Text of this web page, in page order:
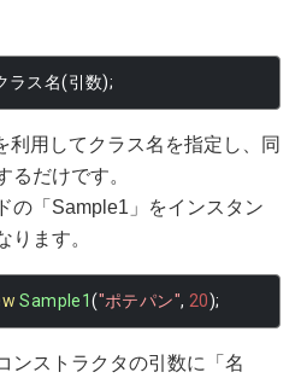
ラス名(引数);
利用してクラス名を指定し、同
るだけです。
の「Sample1」をインスタン
ります。
Sample1("ポテパン", 20);
ンストラクタの引数に「名